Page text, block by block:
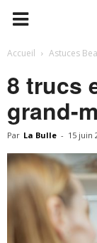
Accueil Astuces
8 trucs
grand-
Par La Bulle - 15 juin